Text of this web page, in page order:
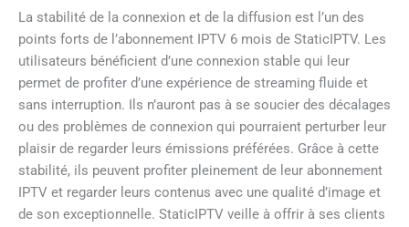
La stabilité de la connexion et de la diffusion est l’un des
points forts de l’abonnement IPTV 6 mois de StaticIPTV. Les
utilisateurs bénéficient d’une connexion stable qui leur
permet de profiter d’une expérience de streaming fluide et
sans interruption. Ils n’auront pas à se soucier des décalages
ou des problèmes de connexion qui pourraient perturber leur
plaisir de regarder leurs émissions préférées. Grâce à cette
stabilité, ils peuvent profiter pleinement de leur abonnement
IPTV et regarder leurs contenus avec une qualité d’image et
de son exceptionnelle. StaticIPTV veille à offrir à ses clients